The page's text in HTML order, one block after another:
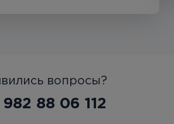
вопросы?
982 88 06 112